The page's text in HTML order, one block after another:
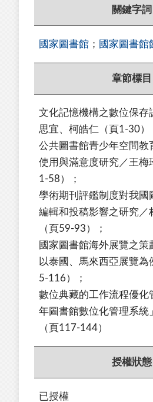
關鍵字詞
國家圖書館 ； 國家圖書館
章節標目
文化記憶機構之數位保存
思宜、柯皓仁（頁1-30）
公共圖書館青少年空間教
使用與滿意度研究／王梅
1-58）；
學術期刊評鑑制度對我國
編輯和投稿影響之研究／
（頁59-93）；
國家圖書館海外展覽之策
以泰國、馬來西亞展覽為
5-116）；
數位典藏的工作流程優化
年圖書館數位化管理系統
（頁117-144）
授權狀態
已授權